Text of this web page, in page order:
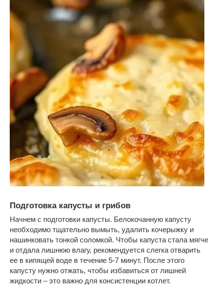
Подготовка капусты и грибов
Начнем с подготовки капусты. Белокочанную капусту
необходимо тщательно вымыть, удалить кочерыжку и
нашинковать тонкой соломкой. Чтобы капуста стала мягче
и отдала лишнюю влагу, рекомендуется слегка отварить
ее в кипящей воде в течение 5-7 минут. После этого
капусту нужно отжать, чтобы избавиться от лишней
жидкости – это важно для консистенции котлет.